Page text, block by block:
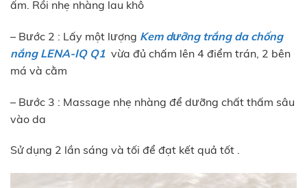
ấm. Rồi nhẹ nhàng lau khô
– Bước 2 : Lấy một lượng Kem dưỡng trắng da chống
nắng LENA-IQ Q1 vừa đủ chấm lên 4 điểm trán, 2 bên
má và cằm
– Bước 3 : Massage nhẹ nhàng để dưỡng chất thấm sâu
vào da
Sử dụng 2 lần sáng và tối để đạt kết quả tốt .